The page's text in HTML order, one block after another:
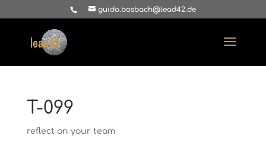
guido.bosbach@lead42.de
T-099
reflect on your team